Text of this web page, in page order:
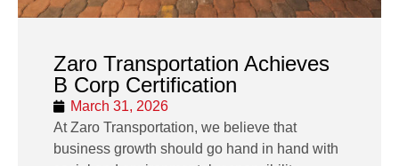
Zaro Transportation Achieves
B Corp Certification
March 31, 2026
At Zaro Transportation, we believe that
business growth should go hand in hand with